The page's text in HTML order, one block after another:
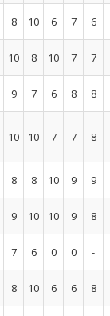
8 10 6 7
6
10 8 10 7
7
9 7 6 8
8
10 10 7 7 8
8 8 10 9
9
9 10 10 9
8
7 6 0 0
-
8 10 6 6
8